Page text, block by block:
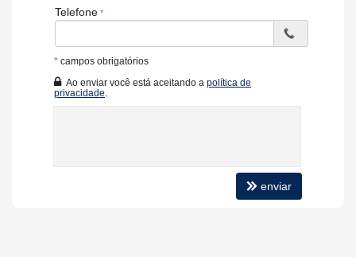
Telefone
* campos obrigatórios
Ao enviar você está aceitando a política de
privacidade
enviar